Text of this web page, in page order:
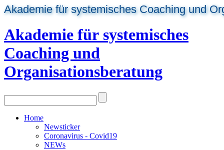
Akademie für systemisches Coaching und
Akademie für systemisches
Coaching und
Organisationsberatung
Home
Newsticker
Coronavirus - Covid19
NEWs